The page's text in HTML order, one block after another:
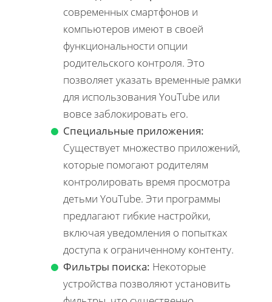
современных смартфонов и
компьютеров имеют в своей
функциональности опции
родительского контроля. Это
позволяет указать временные рамки
для использования YouTube или
вовсе заблокировать его.
Специальные приложения:
Существует множество приложений,
которые помогают родителям
контролировать время просмотра
детьми YouTube. Эти программы
предлагают гибкие настройки,
включая уведомления о попытках
доступа к ограниченному контенту.
Фильтры поиска: Некоторые
устройства позволяют установить